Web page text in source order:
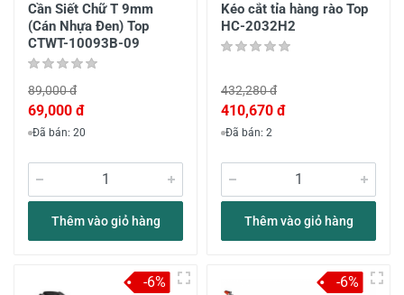
Cần Siết Chữ T 9mm
(Cán Nhựa Đen) Top
CTWT-10093B-09
89,000 đ
69,000 đ
Đã bán: 20
Thêm vào giỏ hàng
Kéo cắt tỉa hàng rào Top
HC-2032H2
432,280 đ
410,670 đ
Đã bán: 2
Thêm vào giỏ hàng
-6% -6%